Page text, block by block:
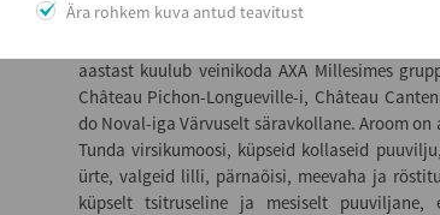
104 ha viinamarjaaedu, pärinevad 18 saj.
valdus on nime saanud Disznókő nimelise
aastast kuulub veinikoda AXA Millesimes
Château Pichon-Longueville-i, Château
do Noval-iga Värvuselt säravkollane. Aroom
Tunda virsikumoosi, küpseid kollaseid
ürte, valgeid lilli, pärnaõisi, meevaha ja
küpselt tsitruseline ja mesiselt puuviljane,
Ära rohkem kuva antud teavitust